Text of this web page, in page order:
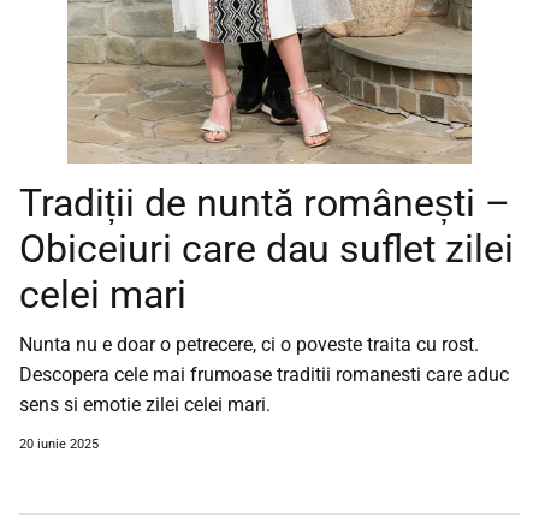
Tradiții de nuntă românești –
Obiceiuri care dau suflet zilei
celei mari
Nunta nu e doar o petrecere, ci o poveste traita cu rost.
Descopera cele mai frumoase traditii romanesti care aduc
sens si emotie zilei celei mari.
20 iunie 2025